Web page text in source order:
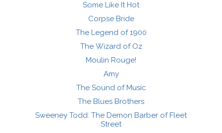
Some Like It Hot
Corpse Bride
The Legend of 1900
The Wizard of Oz
Moulin Rouge!
Amy
The Sound of Music
The Blues Brothers
Sweeney Todd: The Demon Barber of Fleet
Street